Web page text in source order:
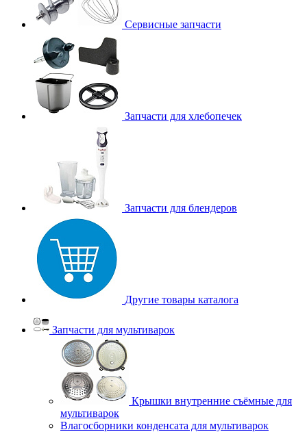
Сервисные запчасти
Запчасти для хлебопечек
Запчасти для блендеров
Другие товары каталога
Запчасти для мультиварок
Крышки внутренние съёмные для
мультиварок
Влагосборники конденсата для мультиварок